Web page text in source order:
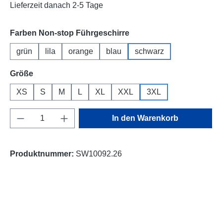
Lieferzeit danach 2-5 Tage
Farben Non-stop Führgeschirreauswählen
grün lila orange blau schwarz
Größeauswählen
XS S M L XL XXL 3XL
Produkt Anzahl: Gib den gewünschten
In den Warenkorb
Produktnummer: SW10092.26